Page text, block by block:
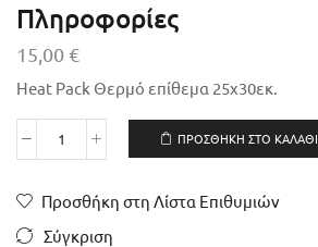
Πληροφορίες
15,00 €
Heat Pack Θερμό επίθεμα 25χ30εκ.
ΠΡΟΣΘΉΚΗ ΣΤΟ ΚΑΛΆΘΙ
Προσθήκη στη Λίστα Επιθυμιών
Σύγκριση